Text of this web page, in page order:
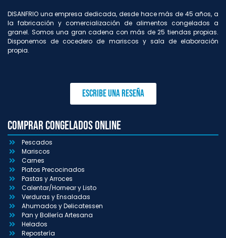
DISANFRIO una empresa dedicada, desde hace más de 45 años, a
la fabricación y comercialización de alimentos congelados a
granel. Somos una gran cadena con más de 25 tiendas propias.
Disponemos de cocedero de mariscos y sala de elaboración
propia.
Escribe una reseña
Comprar congelados online
Pescados
Mariscos
Carnes
Platos Precocinados
Pastas y Arroces
Calentar/Hornear y Listo
Verduras y Ensaladas
Ahumados y Delicatessen
Pan y Bollería Artesana
Helados
Repostería